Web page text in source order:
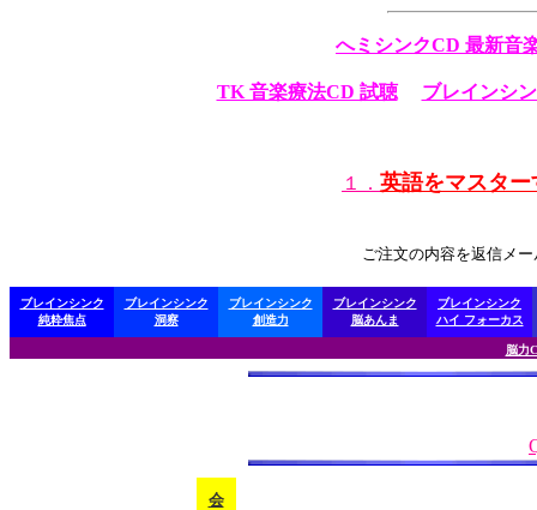
へミシンクCD 最新音
TK 音楽療法CD 試聴 ブレインシ
１． 英語をマスター
ご注文の内容を返信メ
ブレインシンク
純粋焦点
ブレインシンク
洞察
ブレインシンク
創造力
ブレインシンク
脳あんま
ブレインシンク
ハイ フォーカス
脳力
会